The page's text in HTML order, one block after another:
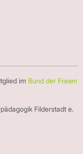
im Bund der Freien
Filderstadt e.